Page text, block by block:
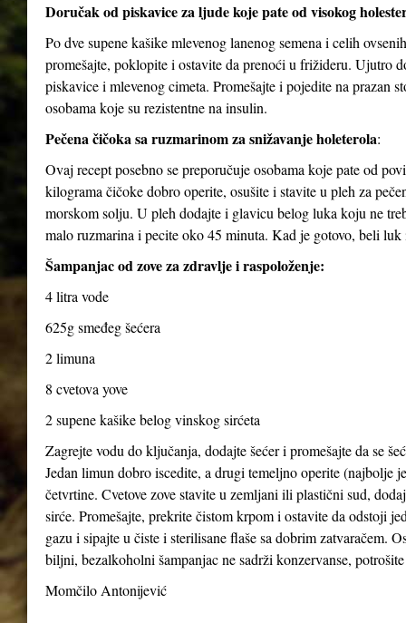
Doručak od piskavice za ljude koje pate od visokog
Po dve supene kašike mlevenog lanenog semena i celih
promešajte, poklopite i ostavite da prenoći u frižideru. Ujutro
piskavice i mlevenog cimeta. Promešajte i pojedite na prazan
osobama koje su rezistentne na insulin.
Pečena čičoka sa ruzmarinom za snižavanje holeterola:
Ovaj recept posebno se preporučuje osobama koje pate od
kilograma čičoke dobro operite, osušite i stavite u pleh za
morskom solju. U pleh dodajte i glavicu belog luka koju ne
malo ruzmarina i pecite oko 45 minuta. Kad je gotovo, beli
Šampanjac od zove za zdravlje i raspoloženje:
4 litra vode
625g smeđeg šećera
2 limuna
8 cvetova yove
2 supene kašike belog vinskog sirćeta
Zagrejte vodu do ključanja, dodajte šećer i promešajte da se
Jedan limun dobro iscedite, a drugi temeljno operite (najbolje
četvrtine. Cvetove zove stavite u zemljani ili plastični sud,
sirće. Promešajte, prekrite čistom krpom i ostavite da odstoji
gazu i sipajte u čiste i sterilisane flaše sa dobrim zatvaračem.
biljni, bezalkoholni šampanjac ne sadrži konzervanse,
Momčilo Antonijević